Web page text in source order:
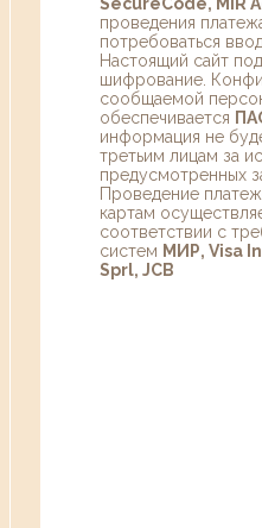
проведения
потребоваться
Настоящий сайт
шифрование.
сообщаемой
обеспечивается
информация не
третьим лицам за
предусмотренных
Проведение
картам
соответствии с
систем МИР, Visa
Sprl, JCB